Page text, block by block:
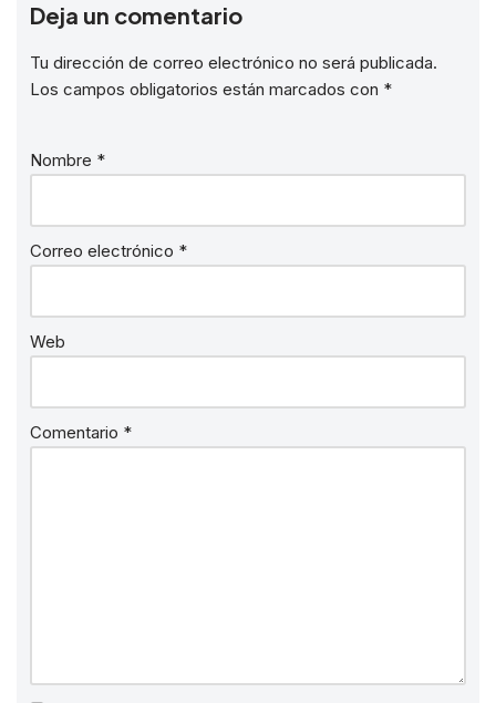
Deja un comentario
Tu dirección de correo electrónico no será publicada.
Los campos obligatorios están marcados con *
Nombre *
Correo electrónico *
Web
Comentario *